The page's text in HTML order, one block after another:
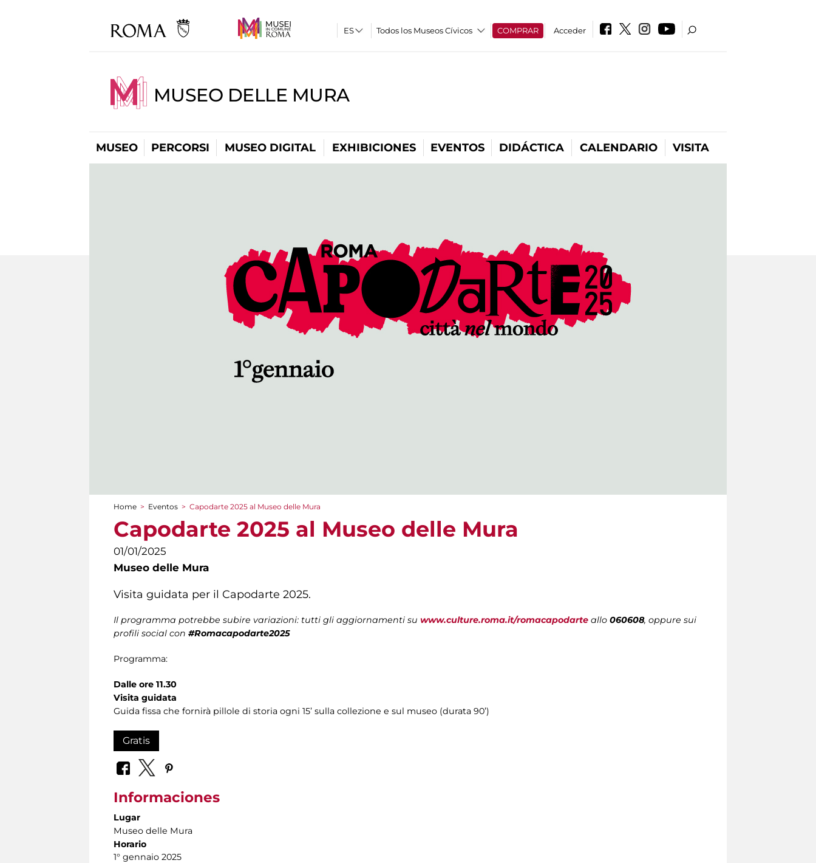
Todos los Museos Cívicos COMPRAR Acceder
MUSEO DELLE MURA
MUSEO PERCORSI MUSEO DIGITAL EXHIBICIONES EVENTOS DIDÁCTICA CALENDARIO VISITA
You are here
Home > Eventos > Capodarte 2025 al Museo delle Mura
Capodarte 2025 al Museo delle Mura
01/01/2025
Museo delle Mura
Visita guidata per il Capodarte 2025.
Il programma potrebbe subire variazioni: tutti gli aggiornamenti su www.culture.roma.it/romacapodarte allo 060608, oppure sui
profili social con #Romacapodarte2025
Programma:
Dalle ore 11.30
Visita guidata
Guida fissa che fornirà pillole di storia ogni 15’ sulla collezione e sul museo (durata 90’)
Gratis
Informaciones
Lugar
Museo delle Mura
Horario
1° gennaio 2025